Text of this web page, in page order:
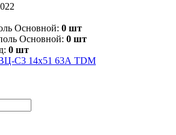
Основной: 0 шт
Основной: 0 шт
0 шт
С3 14х51 63А TDM